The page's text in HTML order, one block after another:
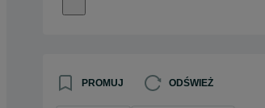
PROMUJ ODŚWIEŻ